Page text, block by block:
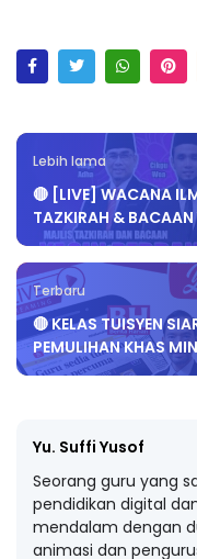
Lebih lama
🔴 [LIVE] WACANA
TAZKIRAH &
Terbaru
🔴 KELAS TUISYEN
PEMULIHAN KHAS
Yu. Suffi Yusof
Seorang guru yang
pendidikan digital
mendalam dengan
animasi dan